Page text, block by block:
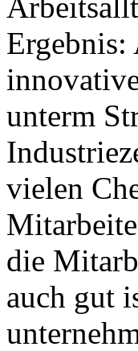
unterm
vielen
die
auch gut